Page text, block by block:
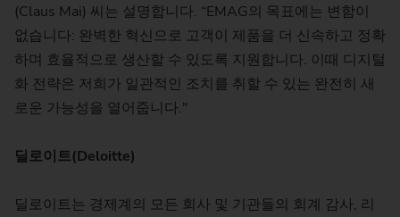
(Claus Mai) 씨는 설명합니다. “EMAG의 목표에는 변함이
없습니다: 완벽한 혁신으로 고객이 제품을 더 신속하고 정확
하며 효율적으로 생산할 수 있도록 지원합니다. 이때 디지털
화 전략은 저희가 일관적인 조치를 취할 수 있는 완전히 새
로운 가능성을 열어줍니다."
딜로이트(Deloitte)
딜로이트는 경제계의 모든 회사 및 기관들의 회계 감사, 리